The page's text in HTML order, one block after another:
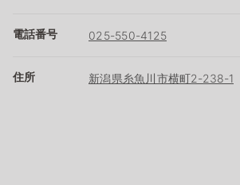
電話番号 025-550-4125
住所 新潟県糸魚川市横町2‐238‐1